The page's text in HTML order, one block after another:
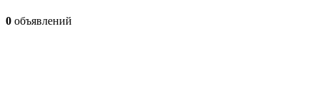
0 объявлений